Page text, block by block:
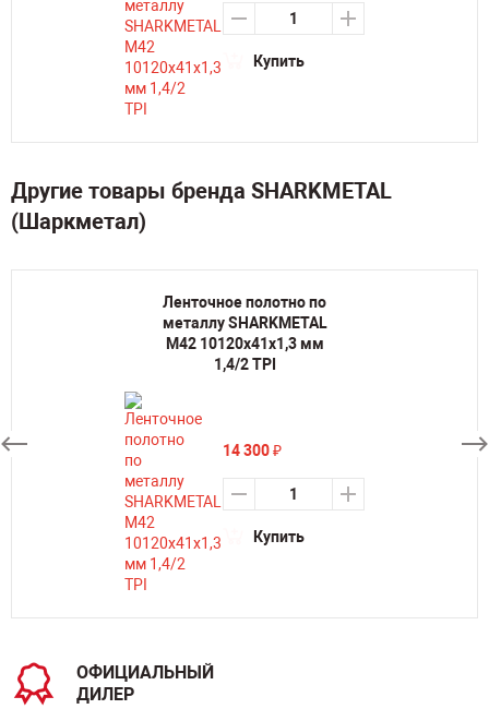
Купить
Другие товары бренда SHARKMETAL
(Шаркметал)
Ленточное полотно по
металлу SHARKMETAL
M42 10120х41х1,3 мм
1,4/2 TPI
14 300₽
Купить
ОФИЦИАЛЬНЫЙ
ДИЛЕР